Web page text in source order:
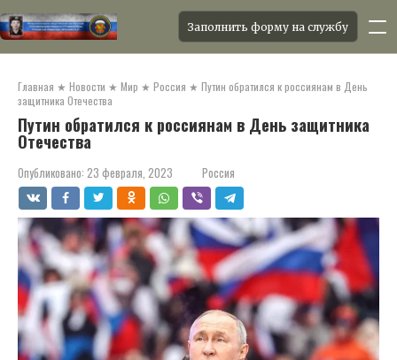
контенту
Заполнить форму на службу
Главная ★ Новости ★ Мир ★ Россия ★ Путин обратился к россиянам в День
защитника Отечества
Путин обратился к россиянам в День защитника
Отечества
Опубликовано: 23 февраля, 2023 Россия